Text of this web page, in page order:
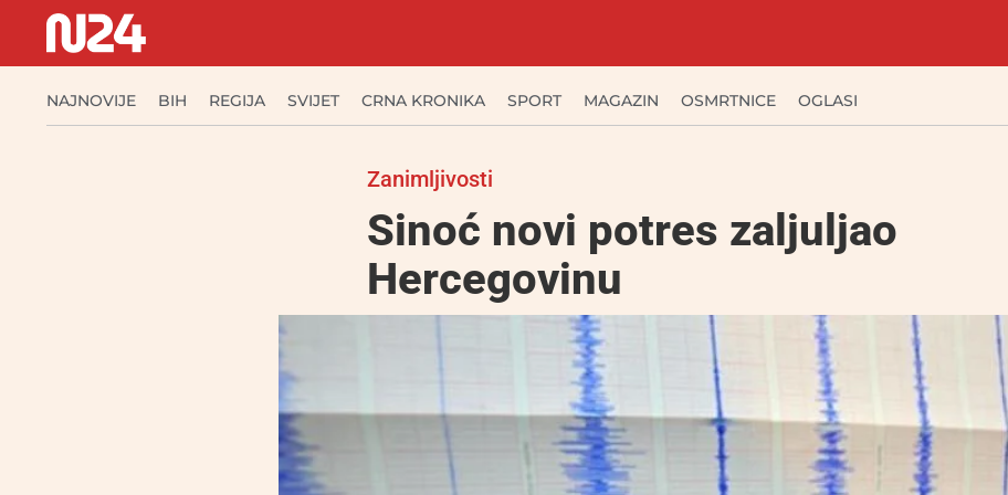
NAJNOVIJE BIH REGIJA SVIJET CRNA KRONIKA SPORT MAGAZIN OSMRTNICE OGLASI
Zanimljivosti
Sinoć novi potres zaljuljao
Hercegovinu